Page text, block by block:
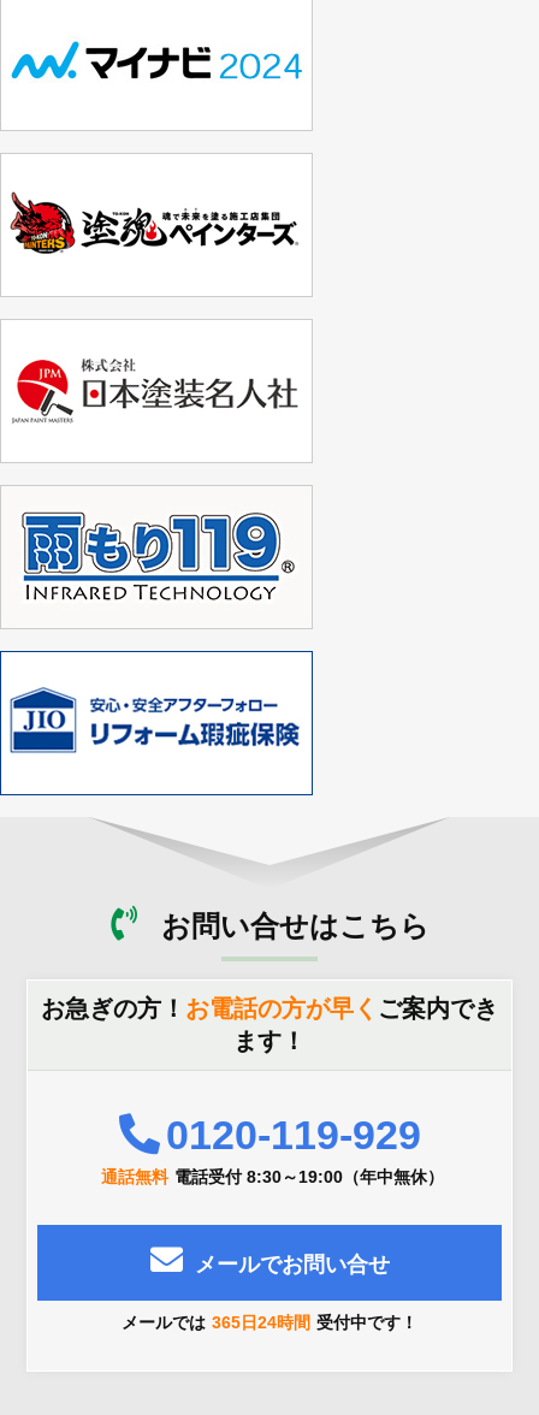
お問い合せはこちら
お急ぎの方！ お電話の方が早く ご案内でき
ます！
0120-119-929
通話無料 電話受付 8:30～19:00（年中無休）
メールでお問い合せ
メールでは 365日24時間 受付中です！